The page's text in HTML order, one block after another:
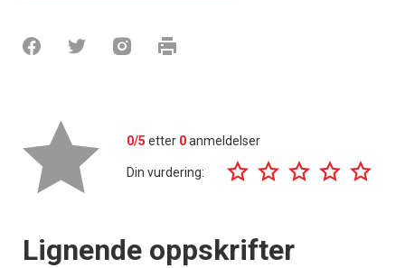
0/5 etter 0anmeldelser
Din vurdering:
Lignende oppskrifter